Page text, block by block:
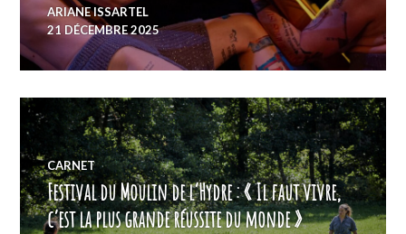
ARIANE ISSARTEL
21 DÉCEMBRE 2025
CARNET
Festival du Moulin de l’Hydre : « Il faut vivre,
c’est la plus grande réussite du monde »